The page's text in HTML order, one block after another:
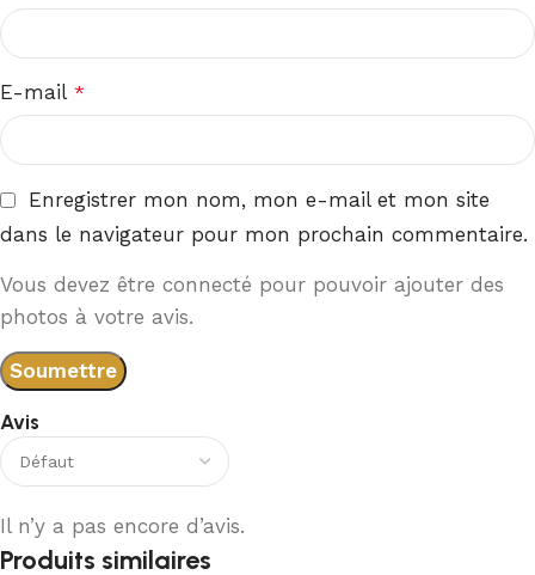
Avis
Il n’y a pas encore d’avis.
E-mail *
Enregistrer mon nom, mon e-mail et mon site
dans le navigateur pour mon prochain commentaire.
Vous devez être connecté pour pouvoir ajouter des
photos à votre avis.
Produits similaires